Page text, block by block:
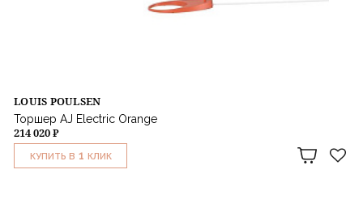
LOUIS POULSEN
Торшер AJ Electric Orange
214 020 ₽
КУПИТЬ В 1 КЛИК